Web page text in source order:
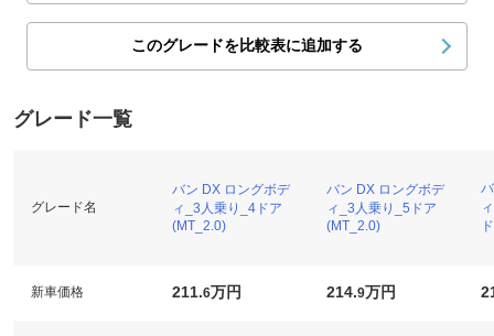
このグレードを比較表に追加する
グレード一覧
グレード名
バン DX ロングボデ
ィ_3人乗り_4ドア
(MT_2.0)
バン DX ロングボデ
ィ_3人乗り_5ドア
(MT_2.0)
新車価格 211.6万円 214.9万円